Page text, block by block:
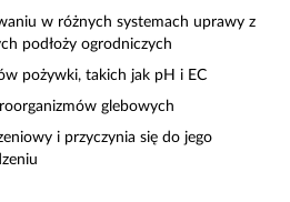
w różnych systemach uprawy z
podłoży ogrodniczych
pożywki, takich jak pH i EC
glebowych
i przyczynia się do jego